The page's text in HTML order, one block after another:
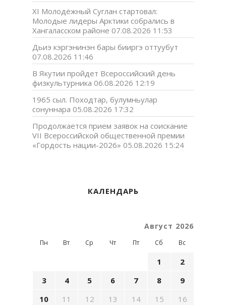
XI Молодёжный Суглан стартовал:
Молодые лидеры Арктики собрались в
Хангаласском районе 07.08.2026 11:53
Дьиэ кэргэнинэн бары бииргэ оттуубут
07.08.2026 11:46
В Якутии пройдет Всероссийский день
физкультурника 06.08.2026 12:19
1965 сыл. Походтар, булумньулар
сонуннара 05.08.2026 17:32
Продолжается прием заявок на соискание
VII Всероссийской общественной премии
«Гордость нации-2026» 05.08.2026 15:24
КАЛЕНДАРЬ
Август 2026
Пн Вт Ср Чт Пт Сб Вс
1
2
3
4 5 6 7 8
9
10
11 12 13 14 15
16